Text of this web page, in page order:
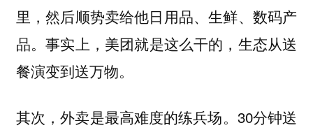
里，然后顺势卖给他日用品、生鲜、数码产
品。事实上，美团就是这么干的，生态从送
餐演变到送万物。
其次，外卖是最高难度的练兵场。30分钟送